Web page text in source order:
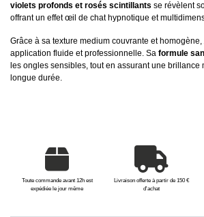
violets profonds et rosés scintillants se révèlent
offrant un effet œil de chat hypnotique et
Grâce à sa texture medium couvrante et
application fluide et professionnelle. Sa formule
les ongles sensibles, tout en assurant une brillance
longue durée.
Toute commande avant 12h est
expédiée le jour même
Livraison offerte à partir de 150 €
d'achat